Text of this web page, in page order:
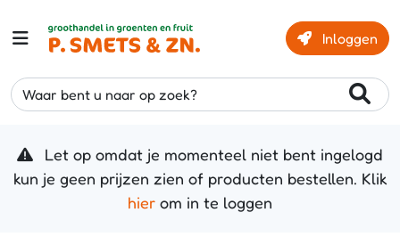
Inloggen
Waar bent u naar op zoek?
Let op omdat je momenteel niet bent ingelogd
kun je geen prijzen zien of producten bestellen. Klik
hier om in te loggen